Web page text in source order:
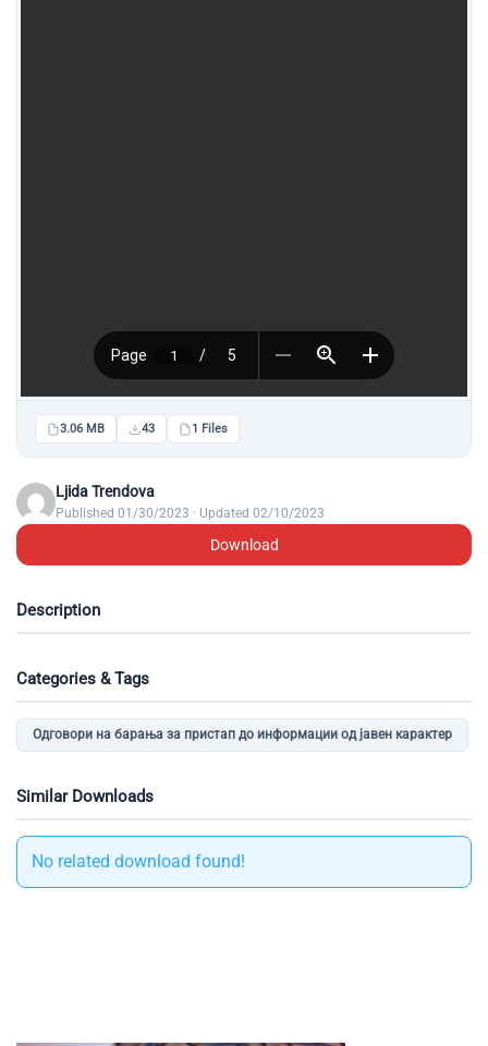
3.06 MB 43 1 Files
Ljida Trendova
Published 01/30/2023 · Updated 02/10/2023
Download
Description
Categories & Tags
Одговори на барања за пристап до информации од јавен карактер
Similar Downloads
No related download found!